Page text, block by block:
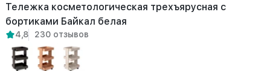
Тележка косметологическая трехъярусная с
бортиками Байкал белая
4,8 230 отзывов